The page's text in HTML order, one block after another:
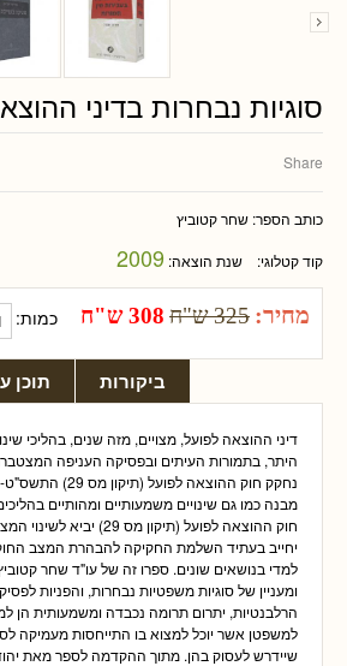
סוגיות נבחרות בדיני
Share
כותב הספר: שחר קטוביץ
קוד קטלוגי: שנת הוצאה: 2009
מחיר: 325 ש"ח 308 ש"ח כמות:
תוכן ביקורות
דיני ההוצאה לפועל, מצויים, מזה שנים, בהליכי
היתר, בתמורות העיתים ובפסיקה העניפה
מבנה כמו גם שינויים משמעותיים ומהותיים
חוק ההוצאה לפועל (תיקון מס
יחייב בעתיד השלמת החקיקה להבהרת המצב
למדי בנושאים שונים. ספרו זה של עו"ד שחר
ומעניין של סוגיות משפטיות נבחרות, והפניות
הרלבנטיות, יתרום תרומה נכבדה ומשמעותית הן
למשפטן אשר יוכל למצוא בו התייחסות מעמיקה
שיידרש לעסוק בהן. מתוך ההקדמה לספר מאת